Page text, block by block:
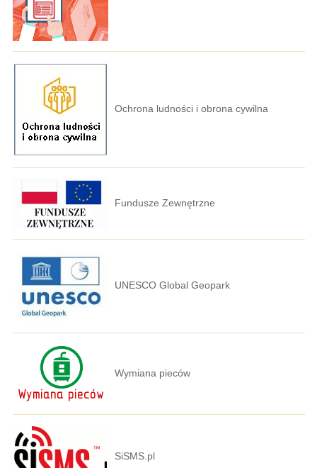
Ochrona ludności i obrona cywilna
Fundusze Zewnętrzne
UNESCO Global Geopark
Wymiana pieców
SiSMS.pl